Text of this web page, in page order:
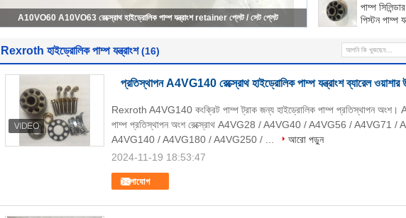
A7VO107 A6VM107 রেস্ট্রোথ হাইড্রোলিক পাম্প যন্ত্রাংশ পিস্টন রিং, সিলিন্ডার ব্লক
পাম্প
পিস্টন পাম্প
Rexroth হাইড্রোলিক পাম্প যন্ত্রাংশ (16)
প্রতিস্থাপন A4VG140 রেক্স্রোথ হাইড্রোলিক পাম্প যন্ত্রাংশ ব্যারেল ওয়াশার
যোগাযোগ
Rexroth A4VG140 কংক্রিট পাম্প ট্রাক জন্য হাইড্রোলিক পাম্প প্রতিস্থাপন অংশ।
পাম্প প্রতিস্থাপন অংশ রেক্স্রোথ A4VG28 / A4VG40 / A4VG56 / A4VG71
A4VG140 / A4VG180 / A4VG250 / ...
আরো পড়ুন
2024-11-19 18:53:47